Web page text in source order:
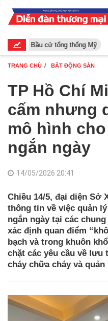
Bầu cử tổng thống Mỹ
TRANG CHỦ BẤT ĐỘNG SẢN
TP Hồ Chí
cấm nhưng
mô hình
ngắn ngày
14/05/2026 20:41
Chiều 14/5, đại diện Sở
thông tin về việc quản
ngắn ngày tại các
xác định quan điểm
bạch và trong khuôn
chặt các yêu cầu về
cháy chữa cháy và quản